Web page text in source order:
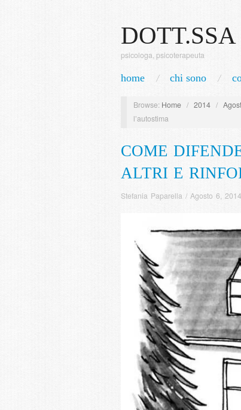
psicologa, psicoterapeuta
home chi sono
Browse: Home / 2014 /
l’autostima
COME
ALTRI E
Stefania Paparella / Agosto 6, 2014